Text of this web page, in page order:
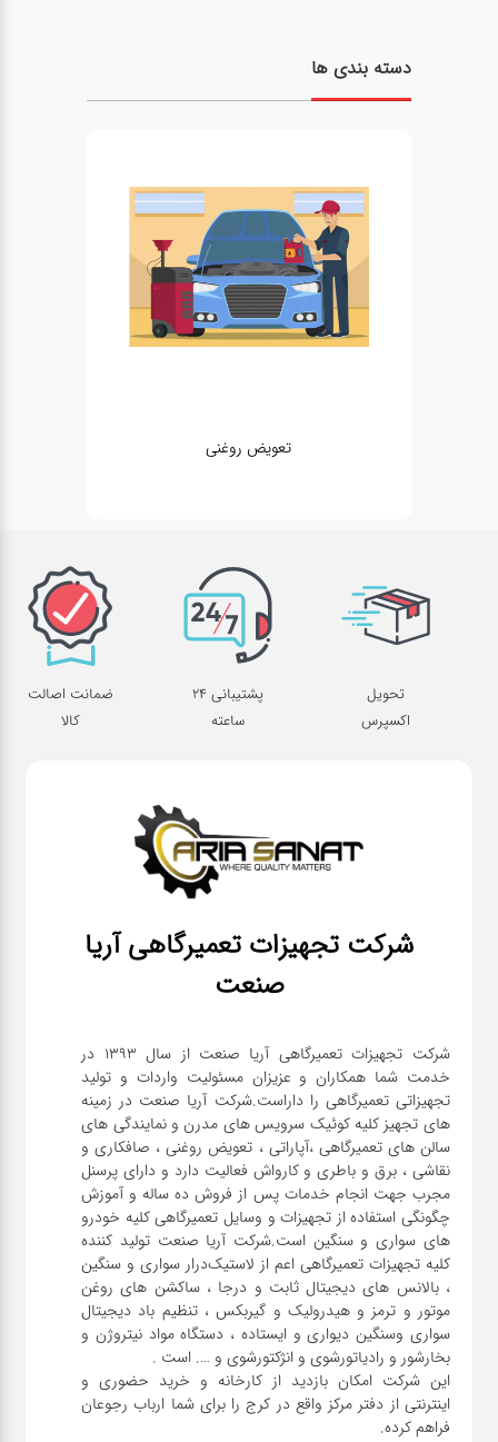
دسته بندی ها
تعویض روغنی
تحویل
اکسپرس
پشتیبانی 24
ساعته
ضمانت اصالت
کالا
شرکت تجهیزات تعمیرگاهی آریا
صنعت
شرکت تجهیزات تعمیرگاهی آریا صنعت از سال ۱۳۹۳ در
خدمت شما همکاران و عزیزان مسئولیت واردات و تولید
تجهیزاتی تعمیرگاهی را داراست.شرکت آریا صنعت در زمینه
های تجهیز کلیه کوئیک سرویس های مدرن و نمایندگی های
سالن های تعمیرگاهی ،آپاراتی ، تعویض روغنی ، صافکاری و
نقاشی ، برق و باطری و کارواش فعالیت دارد و دارای پرسنل
مجرب جهت انجام خدمات پس از فروش ده ساله و آموزش
چگونگی استفاده از تجهیزات و وسایل تعمیرگاهی کلیه خودرو
های سواری و سنگین است.شرکت آریا صنعت تولید کننده
کلیه تجهیزات تعمیرگاهی اعم از لاستیک‌درار سواری و ‌سنگین
، بالانس های دیجیتال ثابت و درجا ، ساکشن های روغن
موتور و ترمز و هیدرولیک و گیربکس ، تنظیم باد دیجیتال
سواری و‌سنگین دیواری و ایستاده ، دستگاه مواد نیتروژن و
این شرکت امکان بازدید از کارخانه و خرید حضوری و
اینترنتی از دفتر مرکز واقع در کرج را برای شما ارباب رجوعان
فراهم کرده.